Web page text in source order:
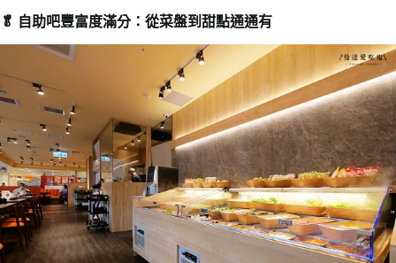
🥬 自助吧豐富度滿分：從菜盤到甜點通通有